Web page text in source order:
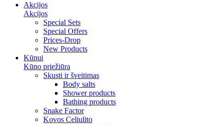
Akcijos
Akcijos
Special Sets
Special Offers
Prices-Drop
New Products
Kūnui
Kūno priežiūra
Skusti ir šveitimas
Body salts
Shower products
Bathing products
Snake Factor
Kovos Celiulito